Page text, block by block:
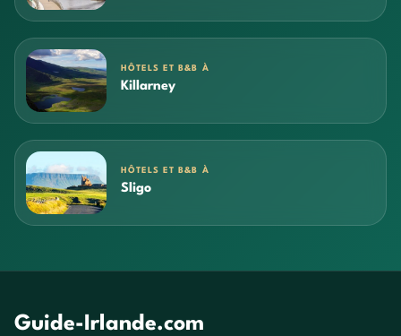
HÔTELS ET B&B À
Killarney
HÔTELS ET B&B À
Sligo
Guide-Irlande.com